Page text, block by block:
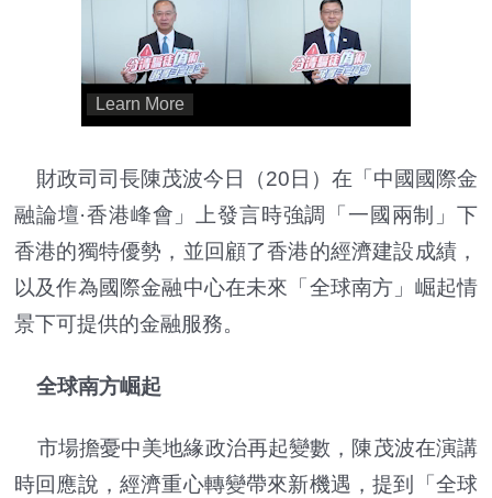
財政司司長陳茂波今日（20日）在「中國國際金
融論壇·香港峰會」上發言時強調「一國兩制」下
香港的獨特優勢，並回顧了香港的經濟建設成績，
以及作為國際金融中心在未來「全球南方」崛起情
景下可提供的金融服務。
全球南方崛起
市場擔憂中美地緣政治再起變數，陳茂波在演講
時回應說，經濟重心轉變帶來新機遇，提到「全球